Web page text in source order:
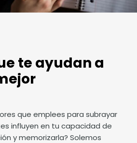
te ayudan a
que emplees para subrayar
influyen en tu capacidad de
y memorizarla? Solemos